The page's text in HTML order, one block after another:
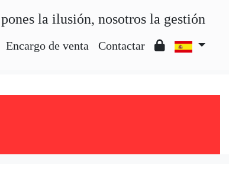
la ilusión, nosotros la gestión
Encargo de venta Contactar